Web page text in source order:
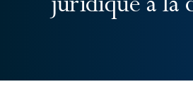
juridique à la